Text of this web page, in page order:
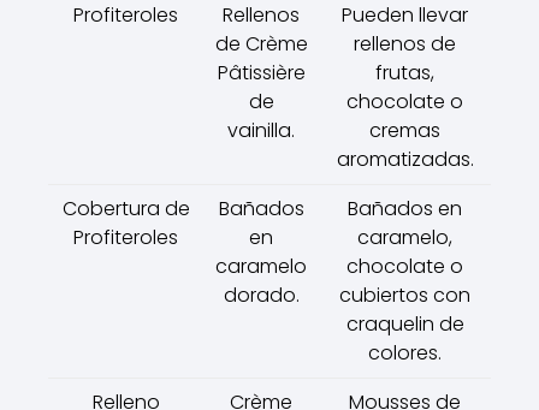
Profiteroles
Rellenos
de Crème
Pâtissière
de
vainilla.
Pueden llevar
rellenos de
frutas,
chocolate o
cremas
aromatizadas.
Cobertura de
Profiteroles
Bañados
en
caramelo
dorado.
Bañados en
caramelo,
chocolate o
cubiertos con
craquelin de
colores.
Relleno
Crème
Mousses de